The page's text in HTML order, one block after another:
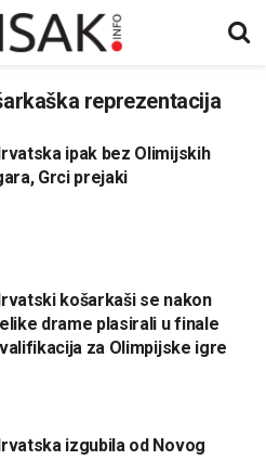
reprezentacija
ipak bez Olimijskih
Grci prejaki
košarkaši se nakon
drame plasirali u finale
za Olimpijske igre
izgubila od Novog